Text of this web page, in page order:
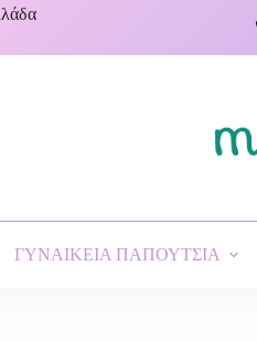
ΓΥΝΑΙΚΕΙΑ ΠΑΠΟΥΤΣΙΑ